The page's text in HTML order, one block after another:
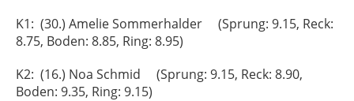
K1: (30.) Amelie Sommerhalder (Sprung: 9.15, Reck:
8.75, Boden: 8.85, Ring: 8.95)
K2: (16.) Noa Schmid (Sprung: 9.15, Reck: 8.90,
Boden: 9.35, Ring: 9.15)